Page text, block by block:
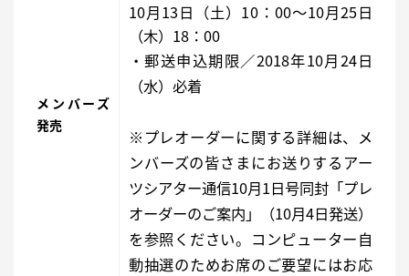
メンバーズ
発売
10月13日（土）10：00〜10月25日
（木）18：00
・郵送申込期限／2018年10月24日
（水）必着
※プレオーダーに関する詳細は、メ
ンバーズの皆さまにお送りするアー
ツシアター通信10月1日号同封「プレ
オーダーのご案内」（10月4日発送）
を参照ください。コンピューター自
動抽選のためお席のご要望にはお応